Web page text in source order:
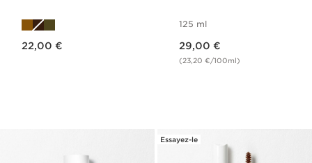
22,00 €
125 ml
29,00 €
(23,20 €/100ml)
Essayez-le